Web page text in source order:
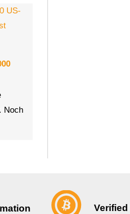
Noch